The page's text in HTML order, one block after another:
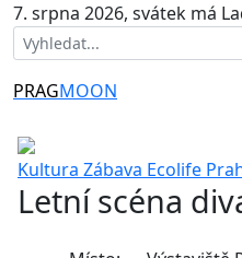
7. srpna 2026, svátek má
PRAGMOON
Kultura Zábava Ecolife
Letní scéna